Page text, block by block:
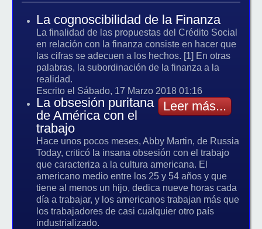
La cognoscibilidad de la Finanza
La finalidad de las propuestas del Crédito Social
en relación con la finanza consiste en hacer que
las cifras se adecuen a los hechos. [1] En otras
palabras, la subordinación de la finanza a la
realidad.
Escrito el Sábado, 17 Marzo 2018 01:16
Leer más...
La obsesión puritana
de América con el
trabajo
Hace unos pocos meses, Abby Martin, de Russia
Today, criticó la insana obsesión con el trabajo
que caracteriza a la cultura americana. El
americano medio entre los 25 y 54 años y que
tiene al menos un hijo, dedica nueve horas cada
día a trabajar, y los americanos trabajan más que
los trabajadores de casi cualquier otro país
industrializado.